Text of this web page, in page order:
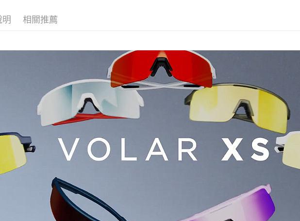
宅配
每筆NT$85，滿NT$799(含以上)免運費
付款後門市自取
每筆NT$85，滿NT$799(含以上)免運費
明 相關推薦